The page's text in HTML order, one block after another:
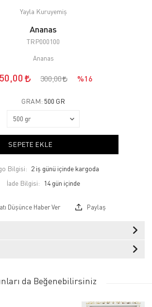
Yayla Kuruyemiş
Ananas
TRP000100
Ananas
300,00 %16
GRAM: 500 GR
SEPETE EKLE
Bilgisi: 2 iş günü içinde kargoda
İade Bilgisi:
Düşünce Haber Ver Paylaş
da Beğenebilirsiniz